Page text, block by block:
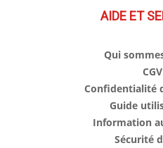
AIDE ET
Qui
CGV
Confidentialité
Guide
Information
Sécurité